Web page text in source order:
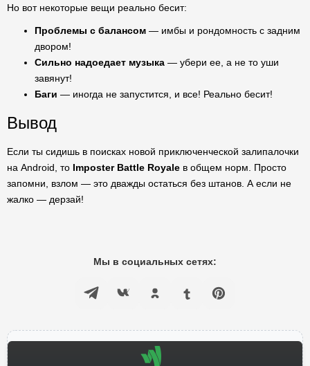
Но вот некоторые вещи реально бесит:
Проблемы с балансом — имбы и рондомность с задним
двором!
Сильно надоедает музыка — убери ее, а не то уши
завянут!
Баги — иногда не запустится, и все! Реально бесит!
Вывод
Если ты сидишь в поисках новой приключенческой залипалочки
на Android, то Imposter Battle Royale в общем норм. Просто
запомни, взлом — это дважды остаться без штанов. А если не
жалко — дерзай!
Мы в социальных сетях: